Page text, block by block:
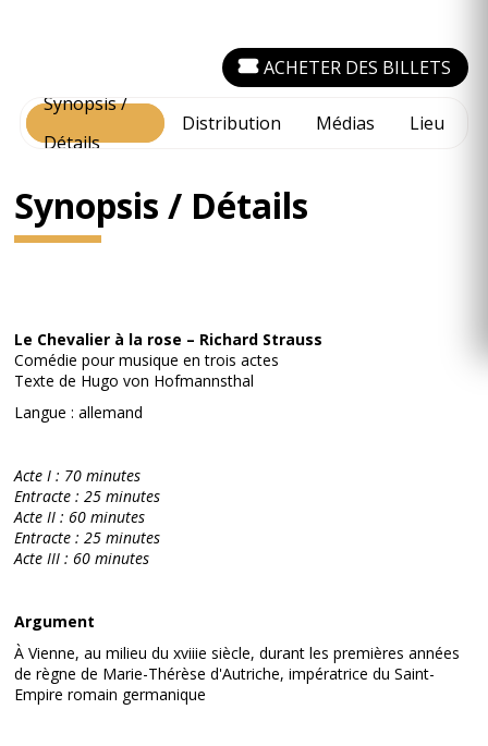
Synopsis /
Détails
Distribution Médias Lieu
ACHETER DES BILLETS
Synopsis / Détails
Le Chevalier à la rose – Richard Strauss
Comédie pour musique en trois actes
Texte de Hugo von Hofmannsthal
Langue : allemand
Acte I : 70 minutes
Entracte : 25 minutes
Acte II : 60 minutes
Entracte : 25 minutes
Acte III : 60 minutes
Argument
À Vienne, au milieu du xviiie siècle, durant les premières années
de règne de Marie-Thérèse d'Autriche, impératrice du Saint-
Empire romain germanique